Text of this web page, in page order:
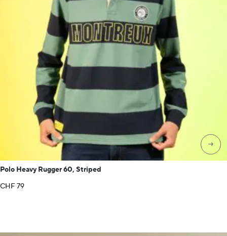
→
Polo Heavy Rugger 60, Striped
CHF79